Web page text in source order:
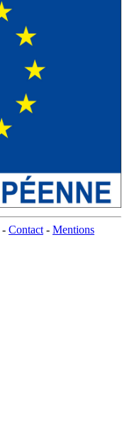
- Contact - Mentions